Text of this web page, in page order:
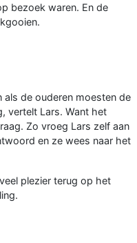
bezoek waren. En de
als de ouderen moesten de
vertelt Lars. Want het
Zo vroeg Lars zelf aan
en ze wees naar het
plezier terug op het